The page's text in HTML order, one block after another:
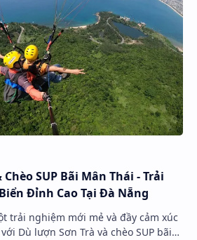
SUP Bãi Mân Thái - Trải
Đỉnh Cao Tại Đà Nẵng
trải nghiệm mới mẻ và đầy cảm xúc
Sơn Trà và chèo SUP bãi